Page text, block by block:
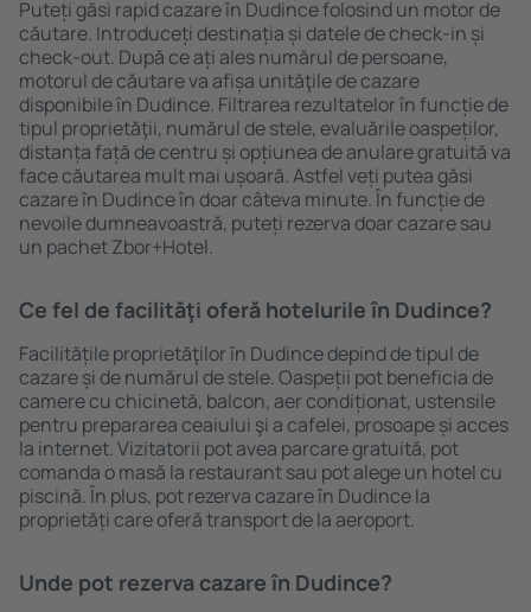
Puteți găsi rapid cazare în Dudince folosind un motor de
căutare. Introduceți destinația și datele de check-in și
check-out. După ce ați ales numărul de persoane,
motorul de căutare va afișa unităţile de cazare
disponibile în Dudince. Filtrarea rezultatelor în funcție de
tipul proprietăţii, numărul de stele, evaluările oaspeților,
distanța față de centru și opțiunea de anulare gratuită va
face căutarea mult mai ușoară. Astfel veți putea găsi
cazare în Dudince în doar câteva minute. În funcție de
nevoile dumneavoastră, puteți rezerva doar cazare sau
un pachet Zbor+Hotel.
Ce fel de facilităţi oferă hotelurile în Dudince?
Facilitățile proprietăţilor în Dudince depind de tipul de
cazare și de numărul de stele. Oaspeții pot beneficia de
camere cu chicinetă, balcon, aer condiționat, ustensile
pentru prepararea ceaiului şi a cafelei, prosoape și acces
la internet. Vizitatorii pot avea parcare gratuită, pot
comanda o masă la restaurant sau pot alege un hotel cu
piscină. În plus, pot rezerva cazare în Dudince la
proprietăți care oferă transport de la aeroport.
Unde pot rezerva cazare în Dudince?